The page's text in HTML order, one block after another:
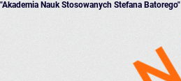
"Akademia Nauk Stosowanych Stefana Batorego"